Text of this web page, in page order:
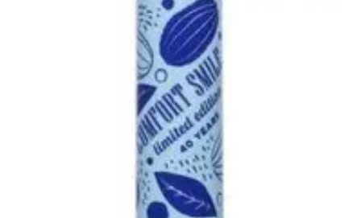
Creación de Videos
Producción de VideosPromoción Musical